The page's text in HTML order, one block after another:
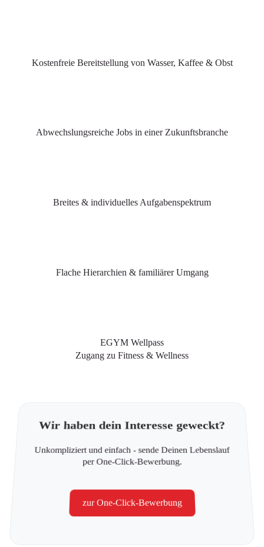
Kostenfreie Bereitstellung von Wasser, Kaffee & Obst
Abwechslungsreiche Jobs in einer Zukunftsbranche
Breites & individuelles Aufgabenspektrum
Flache Hierarchien & familiärer Umgang
EGYM Wellpass
Zugang zu Fitness & Wellness
Wir haben dein Interesse geweckt?
Unkompliziert und einfach - sende Deinen Lebenslauf
per One-Click-Bewerbung.
zur One-Click-Bewerbung